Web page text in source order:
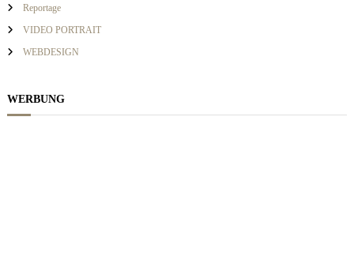
t
i
o
Reportage
VIDEO PORTRAIT
WEBDESIGN
WERBUNG